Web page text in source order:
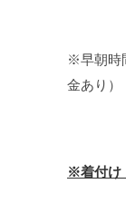
※早朝時
金あり）
※着付け